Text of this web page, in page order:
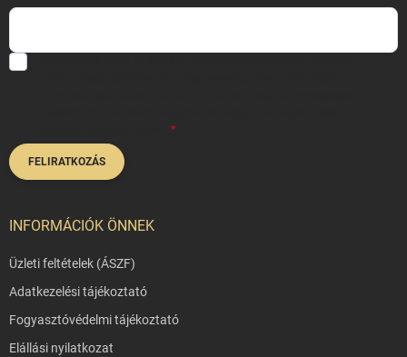
FELIRATKOZÁS
INFORMÁCIÓK ÖNNEK
Üzleti feltételek (ÁSZF)
Adatkezelési tájékoztató
Fogyasztóvédelmi tájékoztató
Elállási nyilatkozat